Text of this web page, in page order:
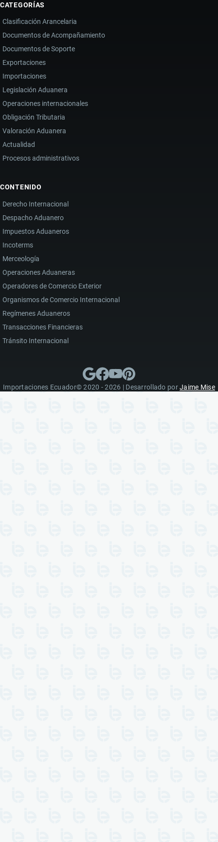
CATEGORÍAS
Clasificación Arancelaria
Documentos de Acompañamiento
Documentos de Soporte
Exportaciones
Importaciones
Legislación Aduanera
Operaciones internacionales
Obligación Tributaria
Valoración Aduanera
Actualidad
Procesos administrativos
CONTENIDO
Derecho Internacional
Despacho Aduanero
Impuestos Aduaneros
Incoterms
Merceología
Operaciones Aduaneras
Operadores de Comercio Exterior
Organismos de Comercio Internacional
Regímenes Aduaneros
Transacciones Financieras
Tránsito Internacional
Importaciones Ecuador© 2020 - 2026 | Desarrollado porJaime Mise